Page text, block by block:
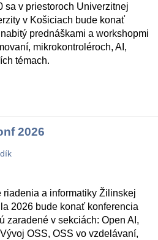
sa v priestoroch Univerzitnej
v Košiciach bude konať
prednáškami a workshopmi
mikrokontroléroch, AI,
témach.
2026
riadenia a informatiky Žilinskej
2026 bude konať konferencia
zaradené v sekciách: Open AI,
OSS, OSS vo vzdelávaní,